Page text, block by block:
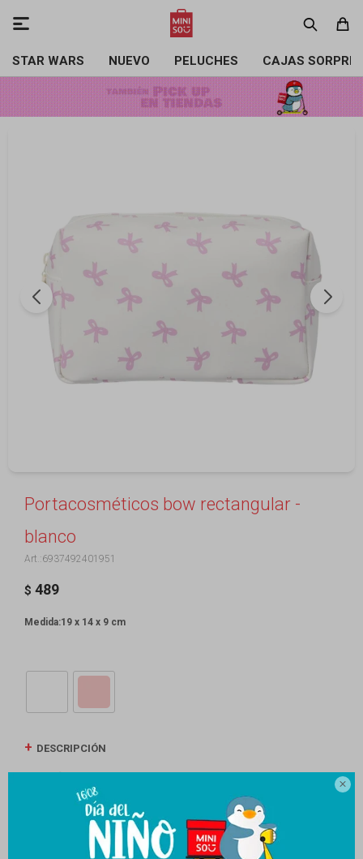

STAR WARS NUEVO PELUCHES CAJAS

Portacosméticos bow rectangular -
blanco
6937492401951
$ 489
Medida:19 x 14 x 9 cm
DESCRIPCIÓN
CAMBIOS Y DEVOLUCIONES
MEDIOS DE PAGO